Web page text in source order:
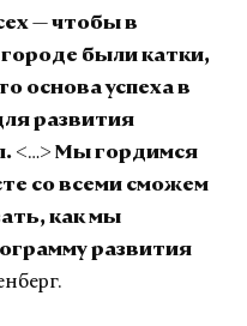
— чтобы в
были катки,
основа успеха в
развития
<…> Мы гордимся
со всеми сможем
как мы
развития